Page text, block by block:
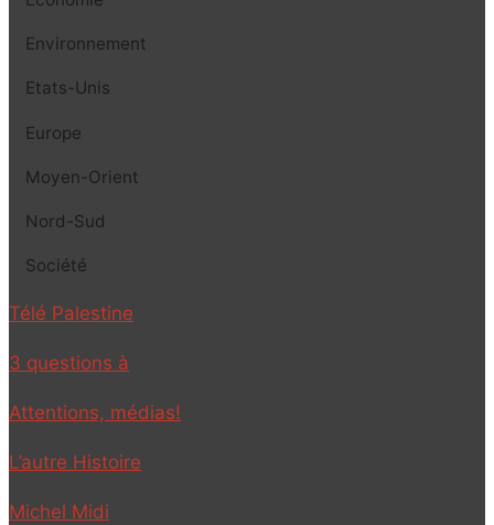
Environnement
Etats-Unis
Europe
Moyen-Orient
Nord-Sud
Société
Télé Palestine
3 questions à
Attentions, médias!
L’autre Histoire
Michel Midi